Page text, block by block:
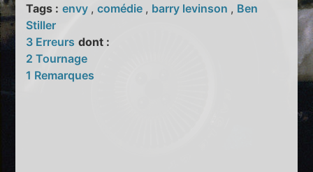
Tags : envy ,comédie , barry levinson , Ben
Stiller
3 Erreurs dont :
2 Tournage
1 Remarques